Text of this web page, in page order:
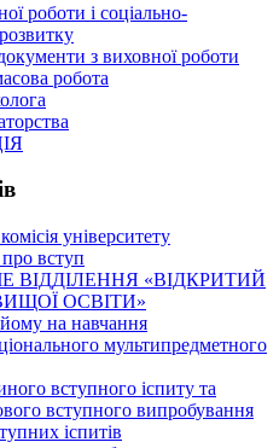
роботи і соціально-
з виховної роботи
робота
університету
вступ
ВІДДІЛЕННЯ «ВІДКРИТИЙ
ОСВІТИ»
на навчання
мультипредметного
вступного іспиту та
вступного випробування
іспитів